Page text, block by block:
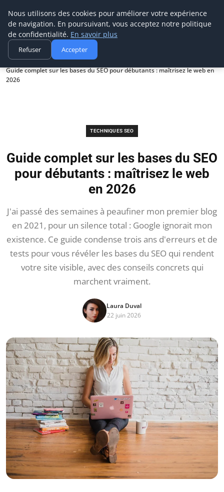
Digitalblitz
Accueil
Techniques SEO
Guide complet sur les bases du SEO pour débutants : maîtrisez le web en
2026
TECHNIQUES SEO
Guide complet sur les bases du SEO
pour débutants : maîtrisez le web
en 2026
J'ai passé des semaines à peaufiner mon premier blog
en 2021, pour un silence total : Google ignorait mon
existence. Ce guide condense trois ans d'erreurs et de
tests pour vous révéler les bases du SEO qui rendent
votre site visible, avec des conseils concrets qui
marchent vraiment.
Laura Duval
22 juin 2026
Nous utilisons des cookies pour améliorer votre expérience
de navigation. En poursuivant, vous acceptez notre politique
de confidentialité. En savoir plus
Refuser Accepter